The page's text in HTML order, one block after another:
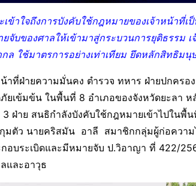
ข้าใจถึงการบังคับใช้กฎหมายของเจ้าหน้าที่
จับของศาลให้เข้ามาสู่กระบวนการยุติธรรม
ใช้มาตรการอย่างเท่าเทียม ยึดหลักสิทธิมนุ
าที่ฝ่ายความมั่นคง ตำรวจ ทหาร ฝ่ายปกครอ
ยเข้มข้น ในพื้นที่ 8 อำเภอของจังหวัดยะลา ห
ฝ่าย สนธิกำลังบังคับใช้กฎหมายเข้าไปในพื้
มตัว นายคริสมัน อาลี สมาชิกกลุ่มผู้ก่อความ
อบระเบิดและมีหมายจับ ป.วิอาญา ที่ 422/
และอาวุธ